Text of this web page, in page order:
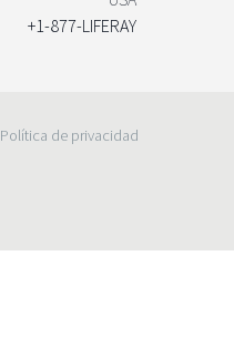
+1-877-LIFERAY
Política de privacidad